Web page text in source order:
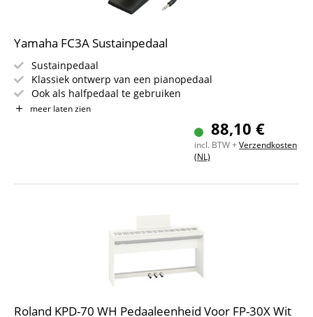
Yamaha FC3A Sustainpedaal
Sustainpedaal
Klassiek ontwerp van een pianopedaal
Ook als halfpedaal te gebruiken
Kabel: 1,5 m
meer laten zien
88,10 €
incl. BTW +Verzendkosten
(NL)
Roland KPD-70 WH Pedaaleenheid Voor FP-30X Wit